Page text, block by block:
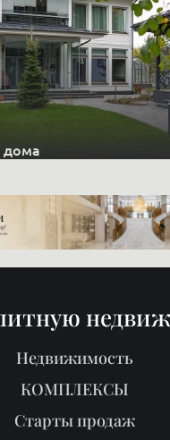
дома
Недвижимость
КОМПЛЕКСЫ
Старты продаж